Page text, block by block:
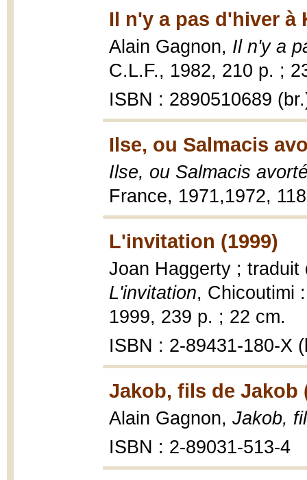
Il n'y a pas d'hiver à
Alain Gagnon, Il n'y a
C.L.F., 1982, 210 p. ;
ISBN : 2890510689
Ilse, ou Salmacis
Ilse, ou Salmacis
France, 1971,1972,
L'invitation (1999)
Joan Haggerty ; traduit
L'invitation, Chicoutimi
1999, 239 p. ; 22 cm.
ISBN : 2-89431-180-X
Jakob, fils de Jakob
Alain Gagnon, Jakob,
ISBN : 2-89031-513-4